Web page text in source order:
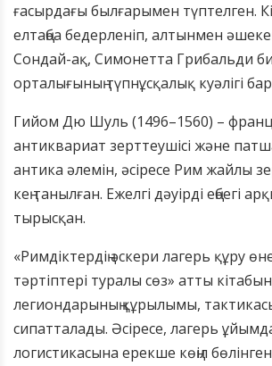
ғасырдағы былғарымен түптелген.
елтаңба бедерленіп, алтынмен
Сондай-ақ, Симонетта Грибальди
орталығының түпнұсқалық куәлігі
Гийом Дю Шуль (1496–1560) –
антиквариат зерттеушісі және патша
антика әлемін, әсіресе Рим жайлы
кең танылған. Ежелгі дәуірді еңбегі
тырысқан.
«Римдіктердің әскери лагерь құру
тәртіптері туралы сөз» атты
легиондарының құрылымы,
сипатталады. Әсіресе, лагерь
логистикасына ерекше көңіл